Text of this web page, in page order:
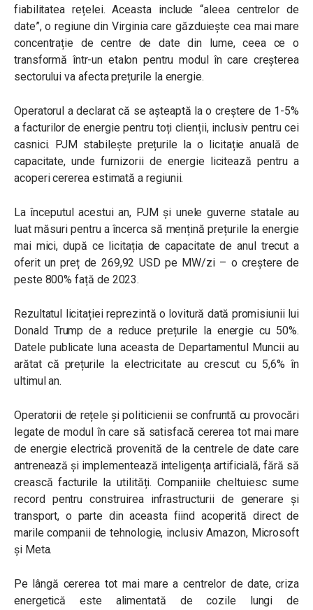
fiabilitatea rețelei. Aceasta include “aleea centrelor de
date”, o regiune din Virginia care găzduiește cea mai mare
concentrație de centre de date din lume, ceea ce o
transformă într-un etalon pentru modul în care creșterea
sectorului va afecta prețurile la energie.
Operatorul a declarat că se așteaptă la o creștere de 1-5%
a facturilor de energie pentru toți clienții, inclusiv pentru cei
casnici. PJM stabilește prețurile la o licitație anuală de
capacitate, unde furnizorii de energie licitează pentru a
acoperi cererea estimată a regiunii.
La începutul acestui an, PJM și unele guverne statale au
luat măsuri pentru a încerca să mențină prețurile la energie
mai mici, după ce licitația de capacitate de anul trecut a
oferit un preț de 269,92 USD pe MW/zi – o creștere de
peste 800% față de 2023.
Rezultatul licitației reprezintă o lovitură dată promisiunii lui
Donald Trump de a reduce prețurile la energie cu 50%.
Datele publicate luna aceasta de Departamentul Muncii au
arătat că prețurile la electricitate au crescut cu 5,6% în
ultimul an.
Operatorii de rețele și politicienii se confruntă cu provocări
legate de modul în care să satisfacă cererea tot mai mare
de energie electrică provenită de la centrele de date care
antrenează și implementează inteligența artificială, fără să
crească facturile la utilități. Companiile cheltuiesc sume
record pentru construirea infrastructurii de generare și
transport, o parte din aceasta fiind acoperită direct de
marile companii de tehnologie, inclusiv Amazon, Microsoft
și Meta.
Pe lângă cererea tot mai mare a centrelor de date, criza
energetică este alimentată de cozile lungi de